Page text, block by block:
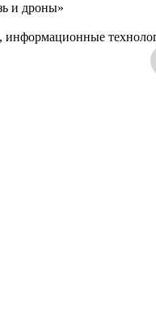
и дроны»
информационные